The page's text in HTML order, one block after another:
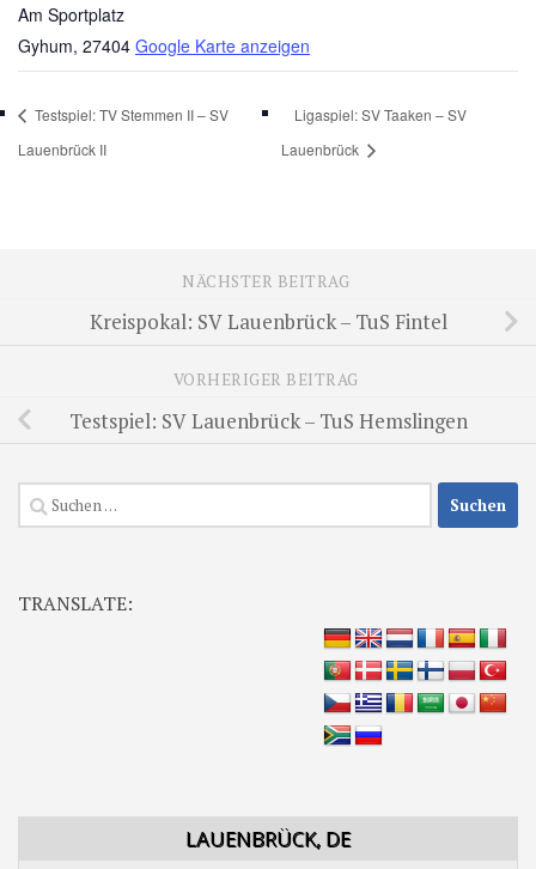
Am Sportplatz
Gyhum, 27404 Google Karte anzeigen
Testspiel: TV Stemmen II – SV
Lauenbrück II
Ligaspiel: SV Taaken – SV
Lauenbrück
NÄCHSTER BEITRAG
Kreispokal: SV Lauenbrück – TuS Fintel
VORHERIGER BEITRAG
Testspiel: SV Lauenbrück – TuS Hemslingen
Suchen
nach:
TRANSLATE:
LAUENBRÜCK, DE